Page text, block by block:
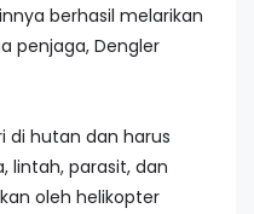
berhasil melarikan
penjaga, Dengler
di hutan dan harus
lintah, parasit, dan
oleh helikopter